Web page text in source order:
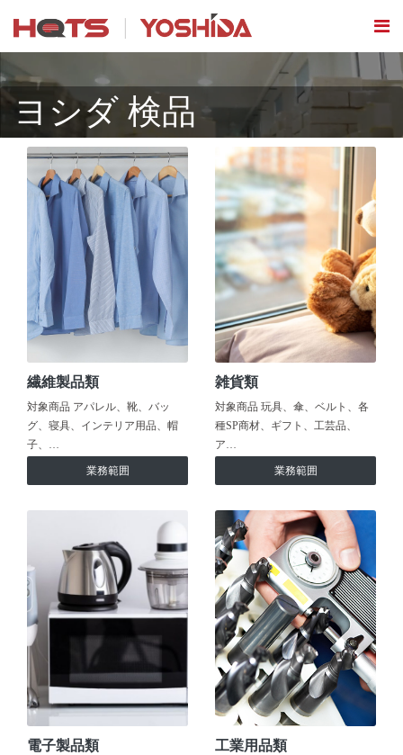
ヨシダ 検品
繊維製品類
対象商品 アパレル、靴、バッ
グ、寝具、インテリア用品、帽
子、…
業務範囲
雑貨類
対象商品 玩具、傘、ベルト、各
種SP商材、ギフト、工芸品、
ア…
業務範囲
電子製品類 工業用品類